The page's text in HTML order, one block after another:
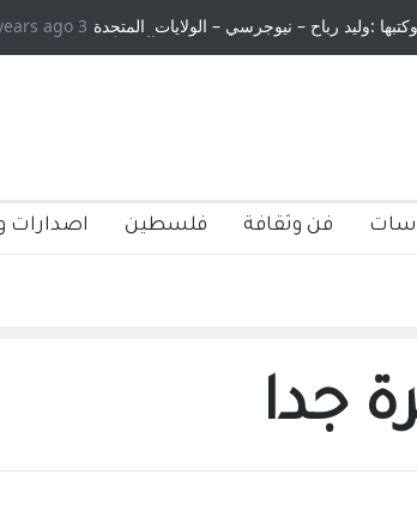
:وليد رباح – نيوجرسي – الولايات المتحدة
الامريكية
3 years ago
فن وثقافة فلسطين اصدارات
جدا